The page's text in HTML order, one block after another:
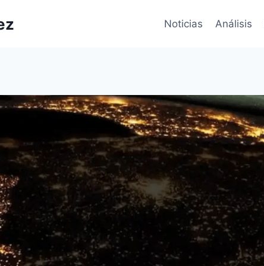
Noticias Análisis